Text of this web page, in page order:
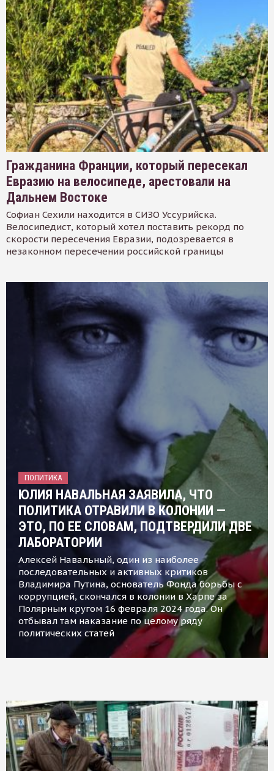
Гражданина Франции, который пересекал
Евразию на велосипеде, арестовали на
Дальнем Востоке
Софиан Сехили находится в СИЗО Уссурийска.
Велосипедист, который хотел поставить рекорд по
скорости пересечения Евразии, подозревается в
незаконном пересечении российской границы
ПОЛИТИКА
ЮЛИЯ НАВАЛЬНАЯ ЗАЯВИЛА, ЧТО
ПОЛИТИКА ОТРАВИЛИ В КОЛОНИИ —
ЭТО, ПО ЕЕ СЛОВАМ, ПОДТВЕРДИЛИ ДВЕ
ЛАБОРАТОРИИ
Алексей Навальный, один из наиболее
последовательных и активных критиков
Владимира Путина, основатель Фонда борьбы с
коррупцией, скончался в колонии в Харпе за
Полярным кругом 16 февраля 2024 года. Он
отбывал там наказание по целому ряду
политических статей